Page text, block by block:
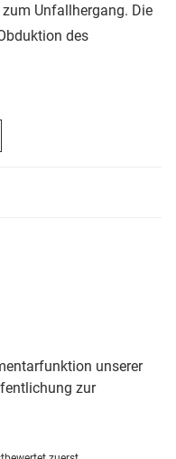
Unfallhergang. Die
des
unserer
zur